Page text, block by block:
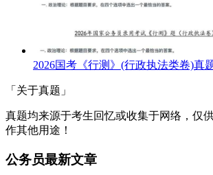
2026国考《行测》(行政执法类卷)真
「关于真题」
真题均来源于考生回忆或收集于网络，仅
作其他用途！
公务员最新文章